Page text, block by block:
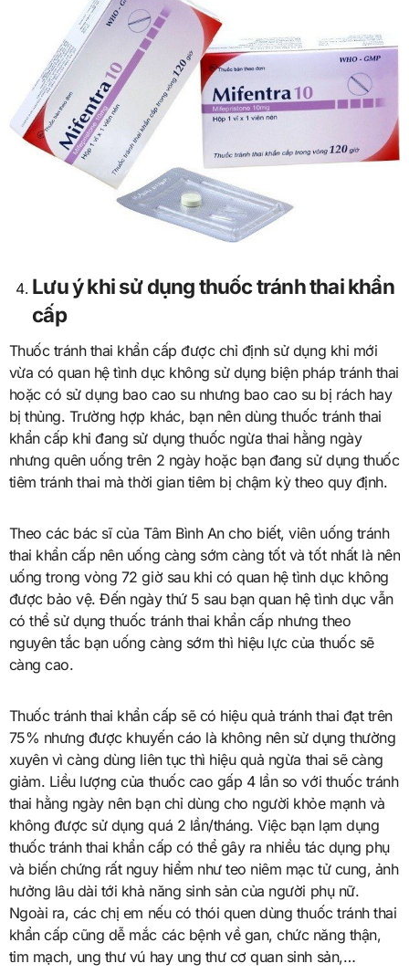
Lưu ý khi sử dụng thuốc tránh thai khẩn
cấp
Thuốc tránh thai khẩn cấp được chỉ định sử dụng khi mới
vừa có quan hệ tình dục không sử dụng biện pháp tránh thai
hoặc có sử dụng bao cao su nhưng bao cao su bị rách hay
bị thủng. Trường hợp khác, bạn nên dùng thuốc tránh thai
khẩn cấp khi đang sử dụng thuốc ngừa thai hằng ngày
nhưng quên uống trên 2 ngày hoặc bạn đang sử dụng thuốc
tiêm tránh thai mà thời gian tiêm bị chậm kỳ theo quy định.
Theo các bác sĩ của Tâm Bình An cho biết, viên uống tránh
thai khẩn cấp nên uống càng sớm càng tốt và tốt nhất là nên
uống trong vòng 72 giờ sau khi có quan hệ tình dục không
được bảo vệ. Đến ngày thứ 5 sau bạn quan hệ tình dục vẫn
có thể sử dụng thuốc tránh thai khẩn cấp nhưng theo
nguyên tắc bạn uống càng sớm thì hiệu lực của thuốc sẽ
càng cao.
Thuốc tránh thai khẩn cấp sẽ có hiệu quả tránh thai đạt trên
75% nhưng được khuyến cáo là không nên sử dụng thường
xuyên vì càng dùng liên tục thì hiệu quả ngừa thai sẽ càng
giảm. Liều lượng của thuốc cao gấp 4 lần so với thuốc tránh
thai hằng ngày nên bạn chỉ dùng cho người khỏe mạnh và
không được sử dụng quá 2 lần/tháng. Việc bạn lạm dụng
thuốc tránh thai khẩn cấp có thể gây ra nhiều tác dụng phụ
và biến chứng rất nguy hiểm như teo niêm mạc tử cung, ảnh
hưởng lâu dài tới khả năng sinh sản của người phụ nữ.
Ngoài ra, các chị em nếu có thói quen dùng thuốc tránh thai
khẩn cấp cũng dễ mắc các bệnh về gan, chức năng thận,
tim mạch, ung thư vú hay ung thư cơ quan sinh sản,…